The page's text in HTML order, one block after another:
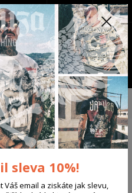
Menu
CZK
0
0 Kč
větrovka 3RD V02 Puffer
větrovka 3RD
Jacket
sleva 10%!
Váš email a ziskáte jak slevu,